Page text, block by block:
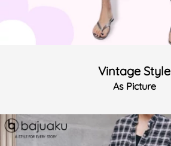
Vintage Style
As Picture